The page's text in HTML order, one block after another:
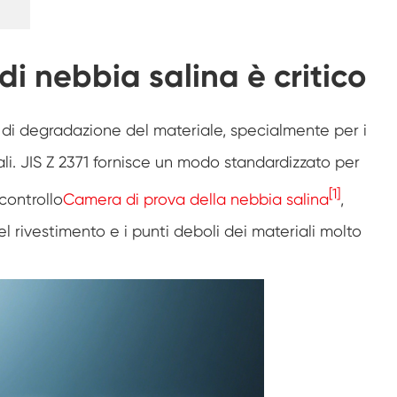
fredda
temperatura e spruzzi d'acqua
Camera di fuga termica della batteria
antideflagrante
Macchina per le vibrazioni della temperatura
di nebbia salina è critico
degradazione del materiale, specialmente per i
JIS Z 2371 fornisce un modo standardizzato per
Camera di prova della nebbia salina[1],
rivestimento e i punti deboli dei materiali molto